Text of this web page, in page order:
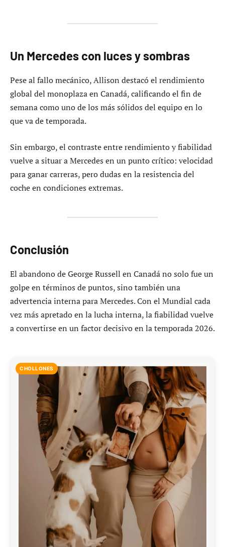
Un Mercedes con luces y sombras
Pese al fallo mecánico, Allison destacó el rendimiento
global del monoplaza en Canadá, calificando el fin de
semana como uno de los más sólidos del equipo en lo
que va de temporada.
Sin embargo, el contraste entre rendimiento y fiabilidad
vuelve a situar a Mercedes en un punto crítico: velocidad
para ganar carreras, pero dudas en la resistencia del
coche en condiciones extremas.
Conclusión
El abandono de George Russell en Canadá no solo fue un
golpe en términos de puntos, sino también una
advertencia interna para Mercedes. Con el Mundial cada
vez más apretado en la lucha interna, la fiabilidad vuelve
a convertirse en un factor decisivo en la temporada 2026.
CHOLLONES